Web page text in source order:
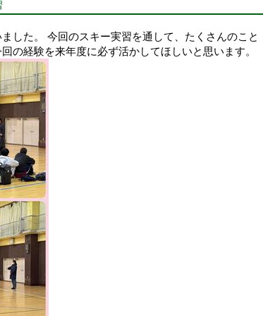
した。 今回のスキー実習を通して、たくさんのこと
の経験を来年度に必ず活かしてほしいと思います。